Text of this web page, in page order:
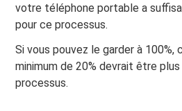
votre téléphone portable a
pour ce processus.
Si vous pouvez le garder à 100%,
minimum de 20% devrait être
processus.